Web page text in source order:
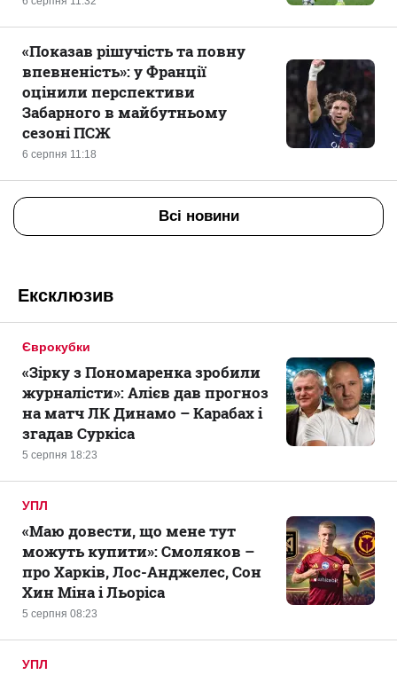
6 серпня 11:18
«Показав рішучість та повну
впевненість»: у Франції
оцінили перспективи
Забарного в майбутньому
сезоні ПСЖ
Всі новини
Ексклюзив
Єврокубки
5 серпня 18:23
«Зірку з Пономаренка зробили
журналісти»: Алієв дав прогноз
на матч ЛК Динамо – Карабах і
згадав Суркіса
УПЛ
5 серпня 08:23
«Маю довести, що мене тут
можуть купити»: Смоляков –
про Харків, Лос-Анджелес, Сон
Хин Міна і Льоріса
УПЛ